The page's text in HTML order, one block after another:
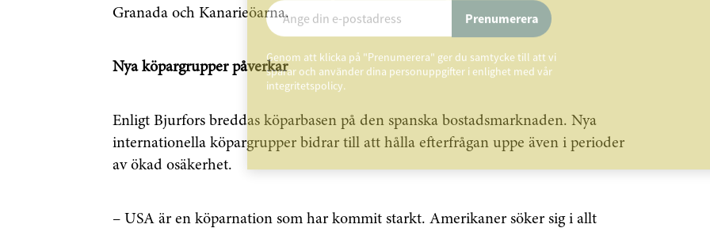
Granada och Kanarieöarna.
Nya köpargrupper påverkar
Enligt Bjurfors breddas köparbasen på den spanska bostadsmarknaden. Nya
internationella köpargrupper bidrar till att hålla efterfrågan uppe även i perioder
av ökad osäkerhet.
– USA är en köparnation som har kommit starkt. Amerikaner söker sig i allt
Prenumerera
Genom att klicka på "Prenumerera" ger du samtycke till att vi
sparar och använder dina personuppgifter i enlighet med vår
integritetspolicy.